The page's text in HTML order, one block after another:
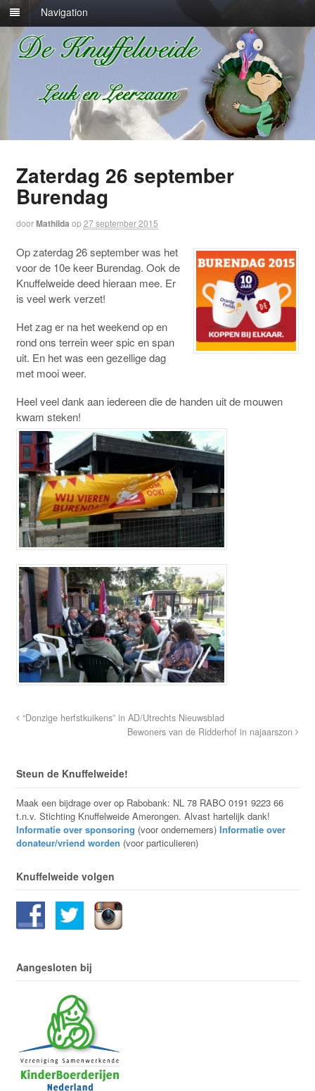
Navigation
Zaterdag 26 september
Burendag
doorMathilda op27 september 2015
Op zaterdag 26 september was het
voor de 10e keer Burendag. Ook de
Knuffelweide deed hieraan mee. Er
is veel werk verzet!
Het zag er na het weekend op en
rond ons terrein weer spic en span
uit. En het was een gezellige dag
met mooi weer.
Heel veel dank aan iedereen die de handen uit de mouwen
kwam steken!
“Donzige herfstkuikens” in AD/Utrechts Nieuwsblad
Bewoners van de Ridderhof in najaarszon
Steun de Knuffelweide!
Maak een bijdrage over op Rabobank: NL 78 RABO 0191 9223 66
t.n.v. Stichting Knuffelweide Amerongen. Alvast hartelijk dank!
Informatie over sponsoring (voor ondernemers) Informatie over
donateur/vriend worden (voor particulieren)
Knuffelweide volgen
Aangesloten bij